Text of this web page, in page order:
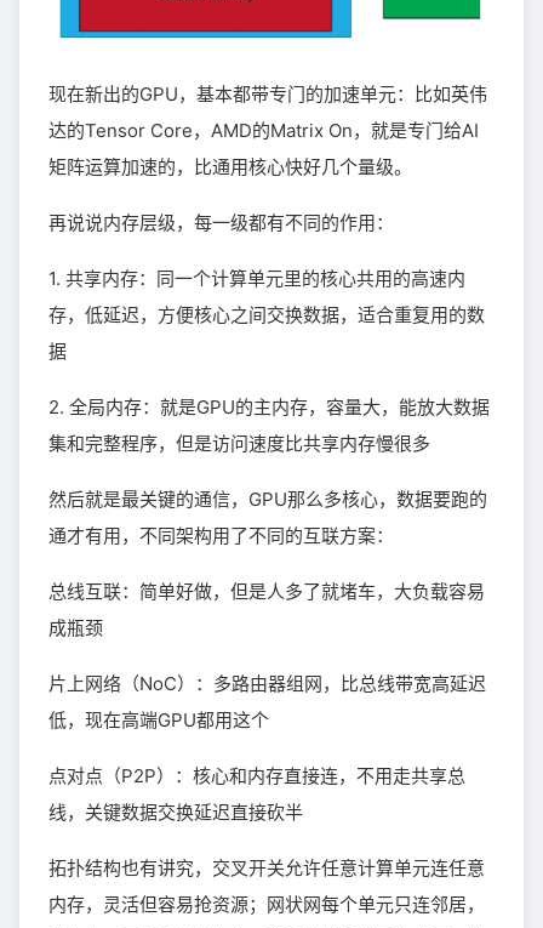
现在新出的GPU，基本都带专门的加速单元：比如英伟
达的Tensor Core，AMD的Matrix On，就是专门给AI
矩阵运算加速的，比通用核心快好几个量级。
再说说内存层级，每一级都有不同的作用：
1. 共享内存：同一个计算单元里的核心共用的高速内
存，低延迟，方便核心之间交换数据，适合重复用的数
据
2. 全局内存：就是GPU的主内存，容量大，能放大数据
集和完整程序，但是访问速度比共享内存慢很多
然后就是最关键的通信，GPU那么多核心，数据要跑的
通才有用，不同架构用了不同的互联方案：
总线互联：简单好做，但是人多了就堵车，大负载容易
成瓶颈
片上网络（NoC）：多路由器组网，比总线带宽高延迟
低，现在高端GPU都用这个
点对点（P2P）：核心和内存直接连，不用走共享总
线，关键数据交换延迟直接砍半
拓扑结构也有讲究，交叉开关允许任意计算单元连任意
内存，灵活但容易抢资源；网状网每个单元只连邻居，